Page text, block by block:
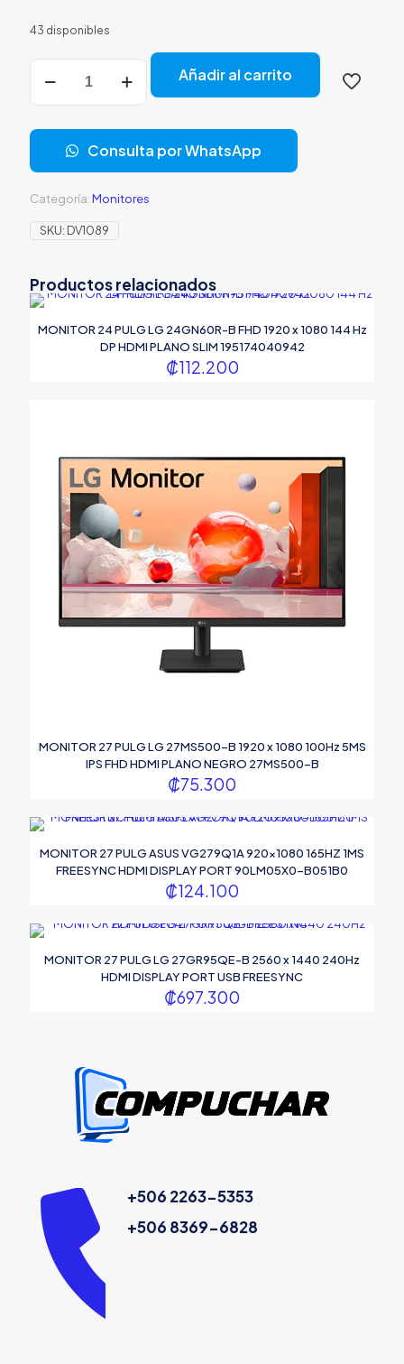
43 disponibles
SAMSUNG
24
CURVO
X
1080
100HZ
Y
D-
SUB
LS24D366GANXZA
Añadir al carrito
Consulta por WhatsApp
Categoría:Monitores
SKU: DV1089
Productos relacionados
MONITOR 24 PULG LG 24GN60R-B FHD 1920 x 1080 144 Hz
DP HDMI PLANO SLIM 195174040942
₡112.200
MONITOR 27 PULG LG 27MS500-B 1920 x 1080 100Hz 5MS
IPS FHD HDMI PLANO NEGRO 27MS500-B
₡75.300
MONITOR 27 PULG ASUS VG279Q1A 920×1080 165HZ 1MS
FREESYNC HDMI DISPLAY PORT 90LM05X0-B051B0
₡124.100
MONITOR 27 PULG LG 27GR95QE-B 2560 x 1440 240Hz
HDMI DISPLAY PORT USB FREESYNC
₡697.300
+506 2263-5353
+506 8369-6828